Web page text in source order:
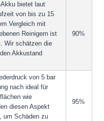
bietet laut
von bis zu 15
Vergleich mit
Reinigern ist
Wir schätzen die
Akkustand
90%
von 5 bar
nach ideal für
wie
diesen Aspekt
um Schäden zu
95%